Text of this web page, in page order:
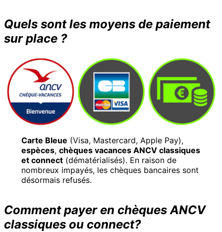
Quels sont les moyens de paiement
sur place ?
Carte Bleue (Visa, Mastercard, Apple Pay),
espèces, chèques vacances ANCV classiques
et connect(dématérialisés). En raison de
nombreux impayés, les chèques bancaires sont
désormais refusés.
Comment payer en chèques ANCV
classiques ou connect?